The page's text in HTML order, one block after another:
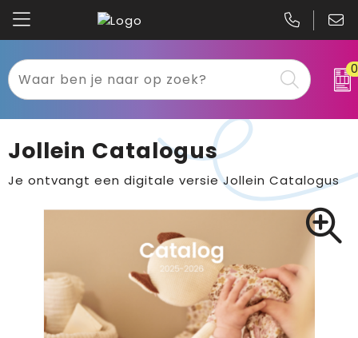
0
Textiel
Sport
Bloemen, planten en bomen
Pasen
Kariban
Gildan
Printer
Projob
Jollein Catalogus
Je ontvangt een digitale versie Jollein Catalogus